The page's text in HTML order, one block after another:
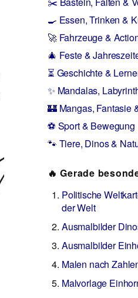
🍳 Essen, Trinken &
🚀 Fahrzeuge &
🎄 Feste &
⏳ Geschichte &
✨ Mandalas,
🏰 Mangas, Fantasie
⚽ Sport & Bewegung
🐾 Tiere, Dinos &
🔥 Gerade
Politische
der Welt
Ausmalbilder
Ausmalbilder
Malen nach
Malvorlage